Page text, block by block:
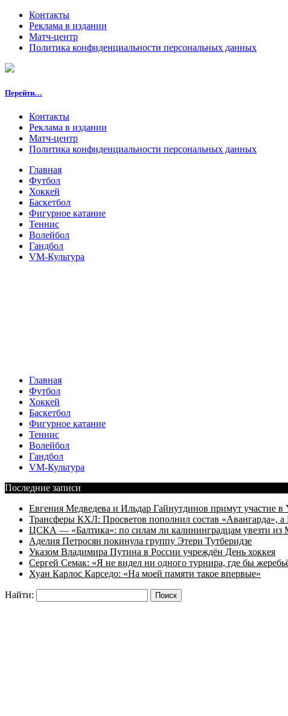
Контакты
Реклама в издании
Матч-центр
Политика конфиденциальности персональных данных
Перейти…
Контакты
Реклама в издании
Матч-центр
Политика конфиденциальности персональных данных
Главная
Футбол
Хоккей
Баскетбол
Фигурное катание
Теннис
Волейбол
Гандбол
VM-Культура
Главная
Футбол
Хоккей
Баскетбол
Фигурное катание
Теннис
Волейбол
Гандбол
VM-Культура
Последние записи
Евгения Медведева и Ильдар Гайнутдинов примут участие
Трансферы КХЛ: Просветов пополнил состав «Авангарда», а
ЦСКА — «Балтика»: по силам ли калининградцам увезти из
Аделия Петросян покинула группу Этери Тутберидзе
Указом Владимира Путина в России учреждён День хоккея
Сергей Семак: «Я не видел ни одного турнира, где бы
Хуан Карлос Карседо: «На моей памяти такое впервые»
Найти: